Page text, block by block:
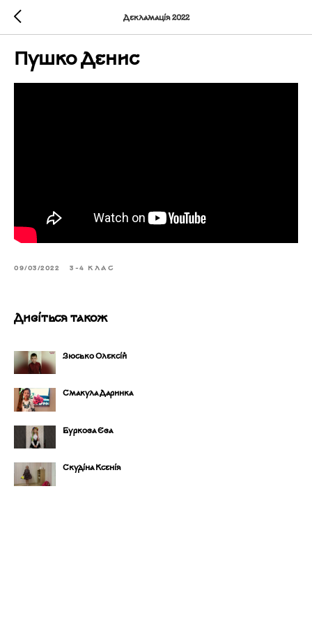
Декламація 2022
Пушко Денис
09/03/2022 3-4 КЛАС
Дивіться також
Зюсько Олексій
Смакула Даринка
Буркова Єва
Скудіна Ксенія